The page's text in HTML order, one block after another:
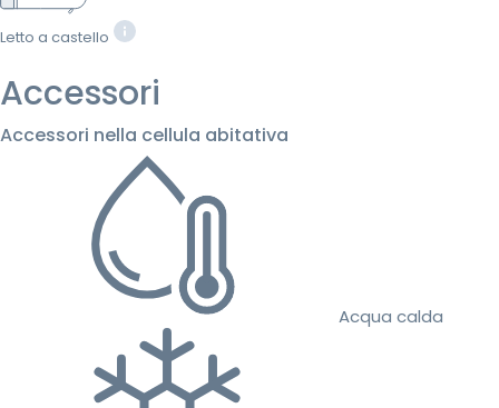
Letto a castello
Accessori
Accessori nella cellula abitativa
Acqua calda